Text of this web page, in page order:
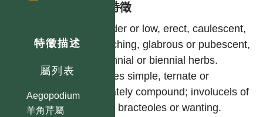
特徵描述
屬列表
Aegopodium
羊角芹屬
型態特徵
Slender or low, erect, caulescent,
branching, glabrous or pubescent,
perennial or biennial herbs.
Leaves simple, ternate or
pinnately compound; involucels of
small bracteoles or wanting.